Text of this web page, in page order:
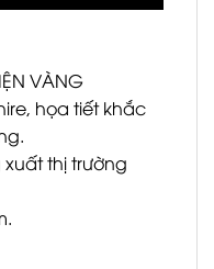
VÀNG
họa tiết khắc
xuất thị trường